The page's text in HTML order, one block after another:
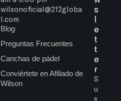
wilsonoficial@212globa
l.com
Blog
Preguntas Frecuentes
Canchas de pádel
Conviértete en Afiliado de
Wilson
s
l
e
t
t
e
r
S
u
s